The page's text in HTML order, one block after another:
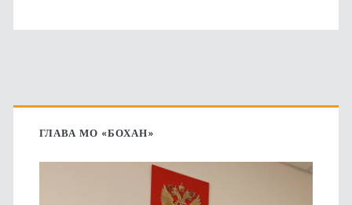
Основная
боковая
ГЛАВА МО «БОХАН»